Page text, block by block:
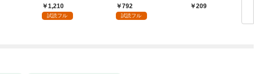
へ～【電子書籍特典
付】（１）
1,210
試読フル
術を極めます（１）
792
試読フル
209